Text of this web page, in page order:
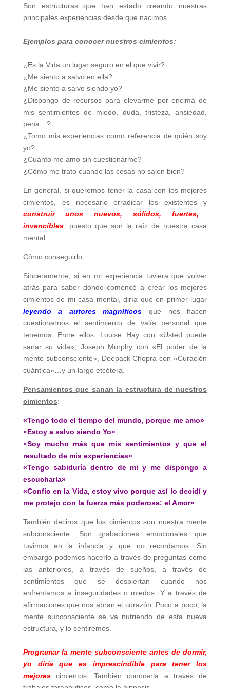
Son estructuras que han estado creando nuestras
principales experiencias desde que nacimos.
Ejemplos para conocer nuestros cimientos:
¿Es la Vida un lugar seguro en el que vivir?
¿Me siento a salvo en ella?
¿Me siento a salvo siendo yo?
¿Dispongo de recursos para elevarme por encima de
mis sentimientos de miedo, duda, tristeza, ansiedad,
pena…?
¿Tomo mis experiencias como referencia de quién soy
yo?
¿Cuánto me amo sin cuestionarme?
¿Cómo me trato cuando las cosas no salen bien?
En general, si queremos tener la casa con los mejores
cimientos, es necesario erradicar los existentes y
construir unos nuevos, sólidos, fuertes,
invencibles; puesto que son la raíz de nuestra casa
mental
Cómo conseguirlo:
Sinceramente, si en mi experiencia tuviera que volver
atrás para saber dónde comencé a crear los mejores
cimientos de mi casa mental, diría que en primer lugar
leyendo a autores magníficos que nos hacen
cuestionarnos el sentimiento de valía personal que
tenemos. Entre ellos: Louise Hay con «Usted puede
sanar su vida», Joseph Murphy con «El poder de la
mente subconsciente», Deepack Chopra con «Curación
cuántica»…y un largo etcétera.
Pensamientos que sanan la estructura de nuestros
cimientos:
«Tengo todo el tiempo del mundo, porque me amo»
«Estoy a salvo siendo Yo»
«Soy mucho más que mis sentimientos y que el
resultado de mis experiencias»
«Tengo sabiduría dentro de mi y me dispongo a
escucharla»
«Confío en la Vida, estoy vivo porque así lo decidí y
me protejo con la fuerza más poderosa: el Amor»
También deciros que los cimientos son nuestra mente
subconsciente. Son grabaciones emocionales que
tuvimos en la infancia y que no recordamos. Sin
embargo podemos hacerlo a través de preguntas como
las anteriores, a través de sueños, a través de
sentimientos que se despiertan cuando nos
enfrentamos a inseguridades o miedos. Y a través de
afirmaciones que nos abran el corazón. Poco a poco, la
mente subconsciente se va nutriendo de esta nueva
estructura, y lo sentiremos.
Programar la mente subconsciente antes de dormir,
yo diría que es imprescindible para tener los
mejorescimientos. También conocerla a través de